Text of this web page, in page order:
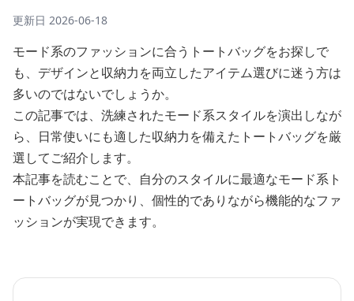
更新日 2026-06-18
モード系のファッションに合うトートバッグをお探しで
も、デザインと収納力を両立したアイテム選びに迷う方は
多いのではないでしょうか。
この記事では、洗練されたモード系スタイルを演出しなが
ら、日常使いにも適した収納力を備えたトートバッグを厳
選してご紹介します。
本記事を読むことで、自分のスタイルに最適なモード系ト
ートバッグが見つかり、個性的でありながら機能的なファ
ッションが実現できます。